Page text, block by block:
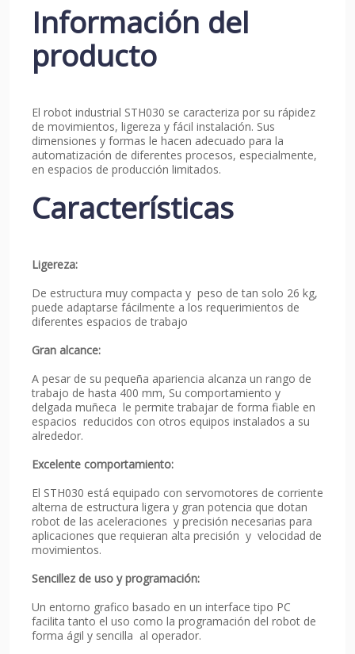
Información del
producto
El robot industrial STH030 se caracteriza por su rápidez
de movimientos, ligereza y fácil instalación. Sus
dimensiones y formas le hacen adecuado para la
automatización de diferentes procesos, especialmente,
en espacios de producción limitados.
Características
Ligereza:
De estructura muy compacta y peso de tan solo 26 kg,
puede adaptarse fácilmente a los requerimientos de
diferentes espacios de trabajo
Gran alcance:
A pesar de su pequeña apariencia alcanza un rango de
trabajo de hasta 400 mm, Su comportamiento y
delgada muñeca le permite trabajar de forma fiable en
espacios reducidos con otros equipos instalados a su
alrededor.
Excelente comportamiento:
El STH030 está equipado con servomotores de corriente
alterna de estructura ligera y gran potencia que dotan
robot de las aceleraciones y precisión necesarias para
aplicaciones que requieran alta precisión y velocidad de
movimientos.
Sencillez de uso y programación:
Un entorno grafico basado en un interface tipo PC
facilita tanto el uso como la programación del robot de
forma ágil y sencilla al operador.